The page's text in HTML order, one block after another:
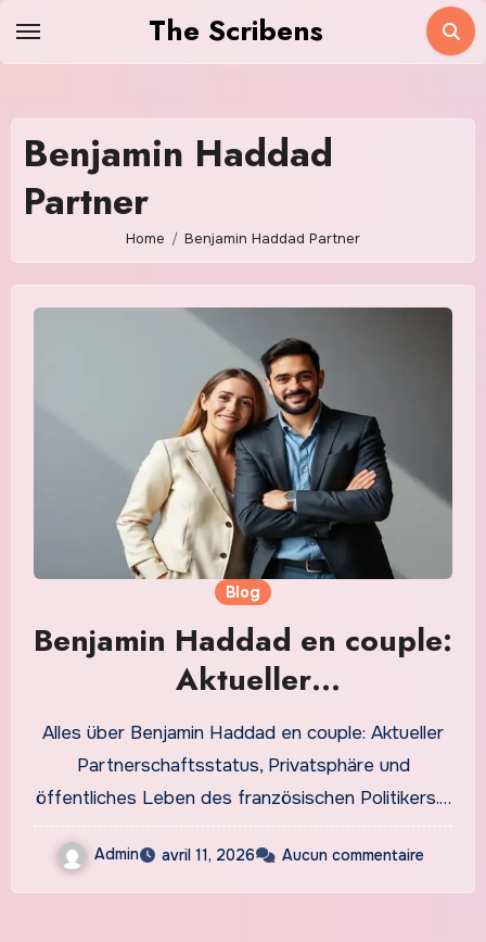
The Scribens
Benjamin Haddad
Partner
Home Benjamin Haddad Partner
Blog
Benjamin Haddad en couple:
Aktueller
Partnerschaftsstatus und
Privatleben 2026
Alles über Benjamin Haddad en couple: Aktueller
Partnerschaftsstatus, Privatsphäre und
öffentliches Leben des französischen Politikers.…
Admin avril 11, 2026 Aucun commentaire